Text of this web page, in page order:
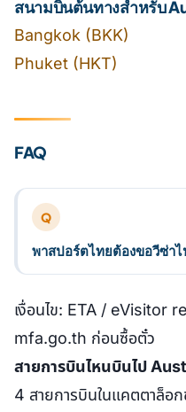
สนามบินต้นทางสำหรับ
Bangkok (BKK)
Phuket (HKT)
FAQ
Q
พาสปอร์ตไทยต้องขอวีซ่า
เงื่อนไข: ETA / eVisitor
mfa.go.th ก่อนซื้อตั๋ว
สายการบินไหนบินไป
4 สายการบินในแคตตาล็อ